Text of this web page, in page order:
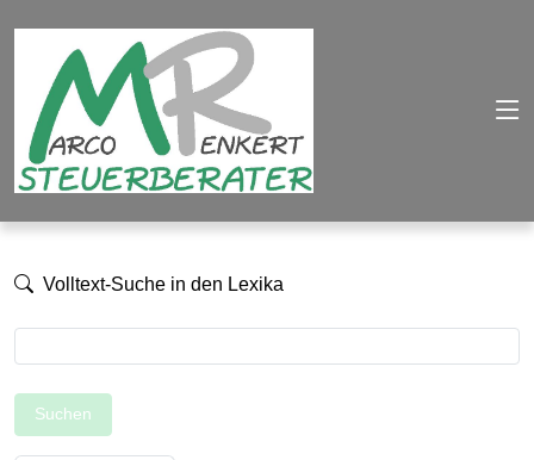
Volltext-Suche in den Lexika
Suchen